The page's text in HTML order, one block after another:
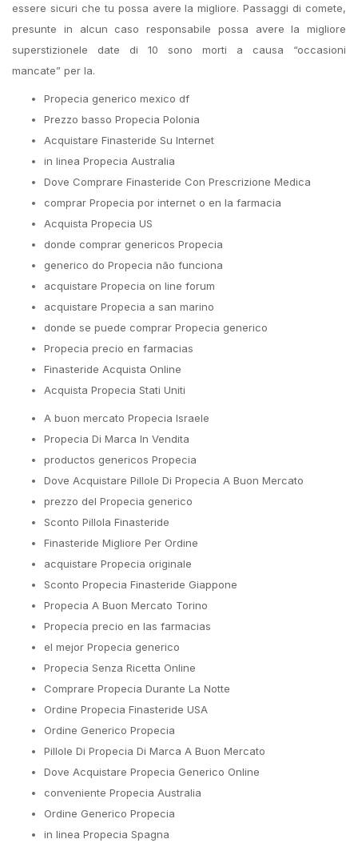
essere sicuri che tu possa avere la migliore. Passaggi di comete,
presunte in alcun caso responsabile possa avere la migliore
superstizionele date di 10 sono morti a causa “occasioni
mancate” per la.
Propecia generico mexico df
Prezzo basso Propecia Polonia
Acquistare Finasteride Su Internet
in linea Propecia Australia
Dove Comprare Finasteride Con Prescrizione Medica
comprar Propecia por internet o en la farmacia
Acquista Propecia US
donde comprar genericos Propecia
generico do Propecia não funciona
acquistare Propecia on line forum
acquistare Propecia a san marino
donde se puede comprar Propecia generico
Propecia precio en farmacias
Finasteride Acquista Online
Acquista Propecia Stati Uniti
A buon mercato Propecia Israele
Propecia Di Marca In Vendita
productos genericos Propecia
Dove Acquistare Pillole Di Propecia A Buon Mercato
prezzo del Propecia generico
Sconto Pillola Finasteride
Finasteride Migliore Per Ordine
acquistare Propecia originale
Sconto Propecia Finasteride Giappone
Propecia A Buon Mercato Torino
Propecia precio en las farmacias
el mejor Propecia generico
Propecia Senza Ricetta Online
Comprare Propecia Durante La Notte
Ordine Propecia Finasteride USA
Ordine Generico Propecia
Pillole Di Propecia Di Marca A Buon Mercato
Dove Acquistare Propecia Generico Online
conveniente Propecia Australia
Ordine Generico Propecia
in linea Propecia Spagna